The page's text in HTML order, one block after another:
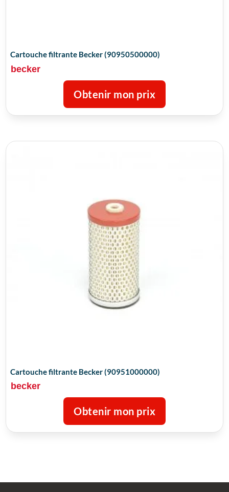
Cartouche filtrante Becker (90950500000)
becker
Obtenir mon prix
Cartouche filtrante Becker (90951000000)
becker
Obtenir mon prix